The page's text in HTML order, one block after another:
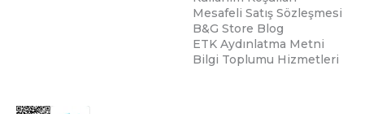
Mesafeli Satış Sözleşmesi
B&G Store Blog
ETK Aydınlatma Metni
Bilgi Toplumu Hizmetleri